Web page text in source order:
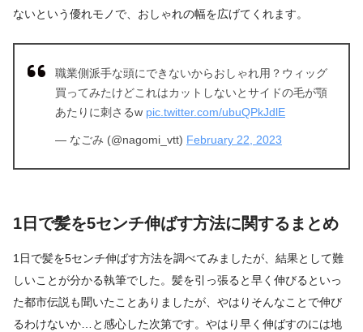
ないという優れモノで、おしゃれの幅を広げてくれます。
職業側派手な頭にできないからおしゃれ用？ウィッグ
買ってみたけどこれはカットしないとサイドの毛が顎
あたりに刺さるw pic.twitter.com/ubuQPkJdlE
— なごみ (@nagomi_vtt) February 22, 2023
1日で髪を5センチ伸ばす方法に関するまとめ
1日で髪を5センチ伸ばす方法を調べてみましたが、結果として難
しいことが分かる執筆でした。髪を引っ張ると早く伸びるといっ
た都市伝説も聞いたことありましたが、やはりそんなことで伸び
るわけないか…と感心した次第です。やはり早く伸ばすのには地